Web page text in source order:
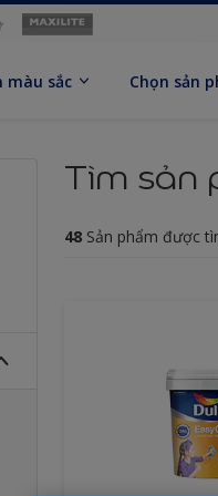
màu sắc Chọn sản
Tìm sản
48 Sản phẩm được